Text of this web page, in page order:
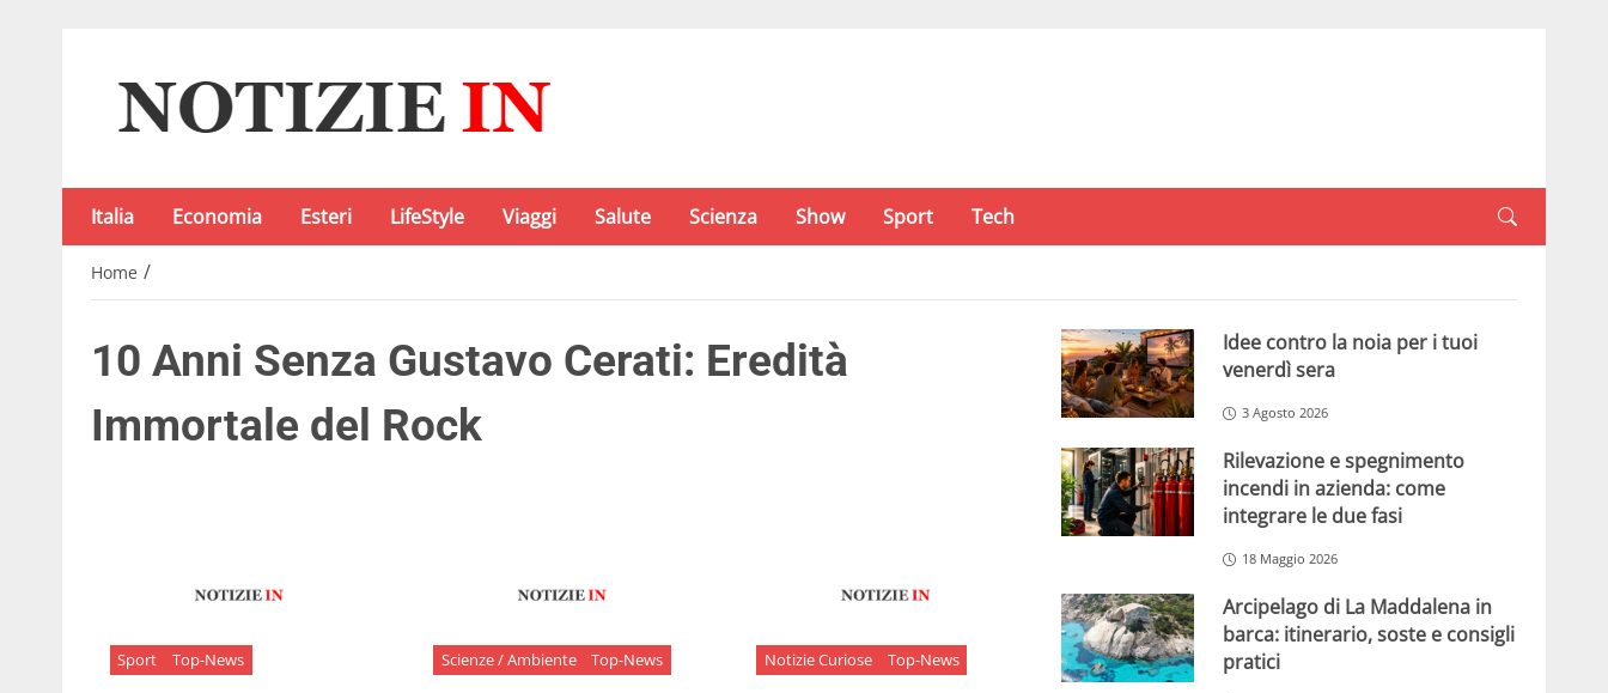
Italia Economia Esteri LifeStyle Viaggi Salute Scienza Show Sport Tech
Home /
10 Anni Senza Gustavo Cerati: Eredità
Immortale del Rock
Sport Top-News Scienze / Ambiente Top-News Notizie Curiose Top-News
Idee contro la noia per i tuoi
venerdì sera
3 Agosto 2026
Rilevazione e spegnimento
incendi in azienda: come
integrare le due fasi
18 Maggio 2026
Arcipelago di La Maddalena in
barca: itinerario, soste e consigli
pratici